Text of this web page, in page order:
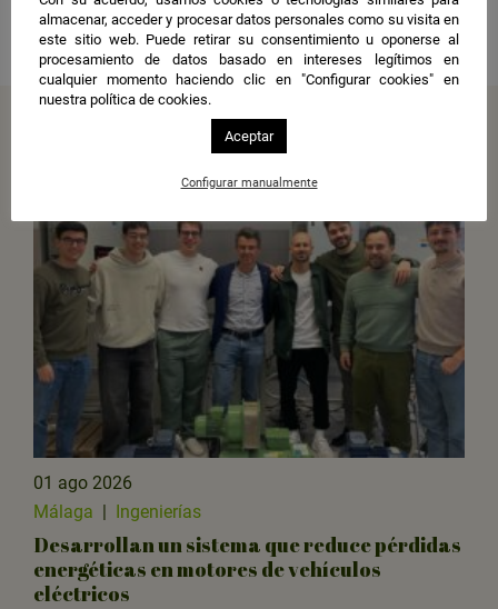
Compartir
01 ago 2026
Málaga | Ingenierías
Desarrollan un sistema que reduce pérdidas
energéticas en motores de vehículos
eléctricos
almacenar, acceder y procesar datos personales como su visita en
este sitio web. Puede retirar su consentimiento u oponerse al
procesamiento de datos basado en intereses legítimos en
cualquier momento haciendo clic en "Configurar cookies" en
nuestra política de cookies.
Aceptar
Configurar manualmente